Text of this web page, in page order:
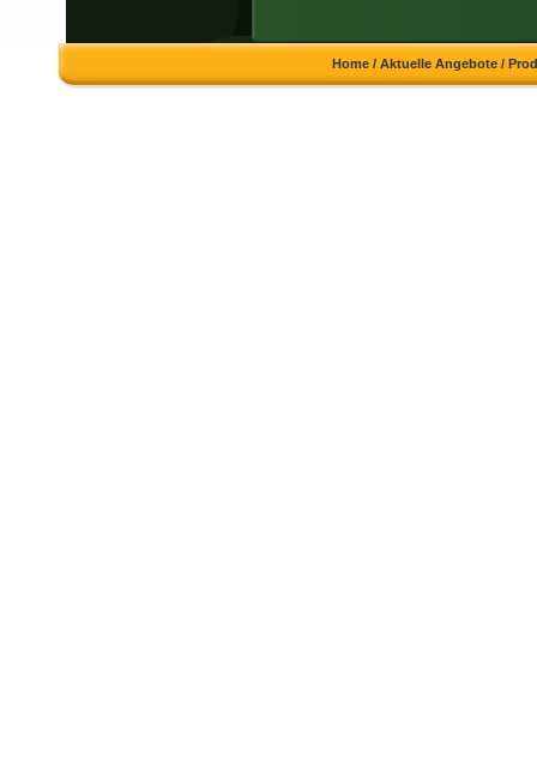
Home /Aktuelle Angebote /